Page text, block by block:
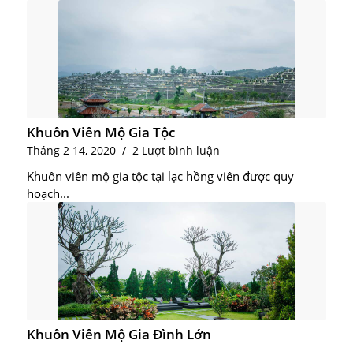
Khuôn Viên Mộ Gia Tộc
Tháng 2 14, 2020 / 2 Lượt bình luận
Khuôn viên mộ gia tộc tại lạc hồng viên được quy
hoạch...
Khuôn Viên Mộ Gia Đình Lớn